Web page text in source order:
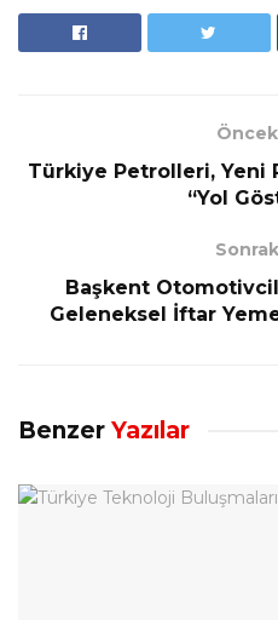
Türkiye Petrolleri, Yeni
“Yol
Başkent
Geleneksel İftar
Benzer Yazılar